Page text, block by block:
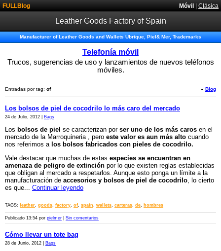
Móvil | Clásica
FULLBlog
Leather Goods Factory of Spain
Manufacturer of Leather Goods and Wallets Ubrique, Piel& Mer, Trademarks
Telefonía móvil
Trucos, sugerencias de uso y lanzamientos de nuevos teléfonos
móviles.
« Blog
Entradas por tag: of
Los bolsos de piel de cocodrilo lo más caro del mercado
24 de Julio, 2012 | Bags
Los bolsos de piel se caracterizan por ser uno de los más caros en el
mercado de la Marroquineria , pero este valor es aun más alto cuando
nos referimos a los bolsos fabricados con pieles de cocodrilo.
Vale destacar que muchas de estas especies se encuentran en
amenaza de peligro de extinción por lo que existen reglas establecidas
que obligan al mercado a respetarlos. Aunque esto ponga un límite a la
manufacturación de accesorios y bolsos de piel de cocodrilo , lo cierto
es que... Continuar leyendo
TAGS: leather goods factory of spain wallets carteras de hombres
Publicado 13:54 por pielmer Sin comentarios
Cómo llevar un tote bag
28 de Junio, 2012 | Bags